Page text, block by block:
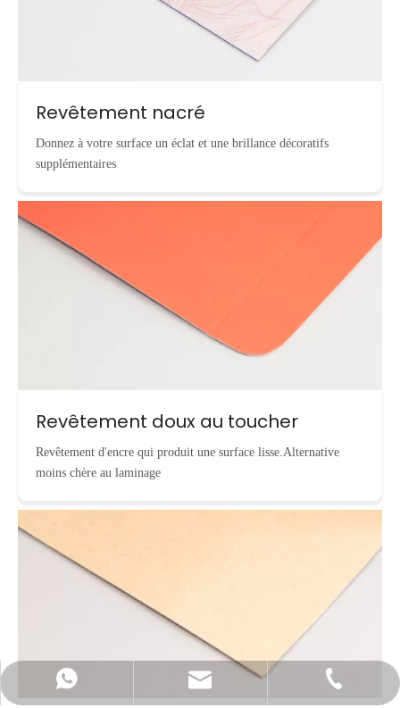
Revêtement nacré
Donnez à votre surface un éclat et une brillance décoratifs
supplémentaires
Revêtement doux au toucher
Revêtement d'encre qui produit une surface lisse.Alternative
moins chère au laminage
Contacter par WhatsApp
info@cnecopackaging.com
+86-15221732206